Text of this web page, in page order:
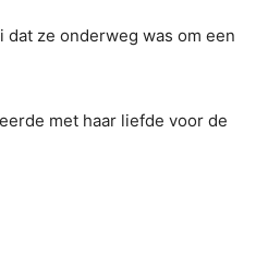
ze onderweg was om een
met haar liefde voor de